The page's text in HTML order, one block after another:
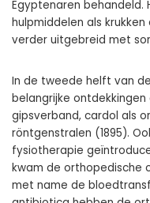
Egyptenaren behandeld.
hulpmiddelen als
verder uitgebreid met
In de tweede helft van
belangrijke
gipsverband, cardol als
röntgenstralen (1895).
fysiotherapie
kwam de orthopedische
met name de